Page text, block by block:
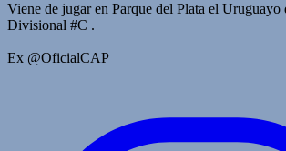
Viene de jugar en Parque del Plata el Uruguayo
Divisional #C .
Ex @OficialCAP